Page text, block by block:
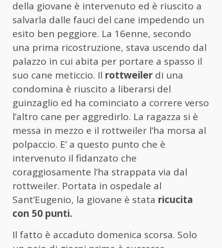
della giovane è intervenuto ed è riuscito a
salvarla dalle fauci del cane impedendo un
esito ben peggiore. La 16enne, secondo
una prima ricostruzione, stava uscendo dal
palazzo in cui abita per portare a spasso il
suo cane meticcio. Il rottweiler di una
condomina è riuscito a liberarsi del
guinzaglio ed ha cominciato a correre verso
l’altro cane per aggredirlo. La ragazza si è
messa in mezzo e il rottweiler l’ha morsa al
polpaccio. E’ a questo punto che è
intervenuto il fidanzato che
coraggiosamente l’ha strappata via dal
rottweiler. Portata in ospedale al
Sant’Eugenio, la giovane è stata ricucita
con 50 punti.
Il fatto è accaduto domenica scorsa. Solo